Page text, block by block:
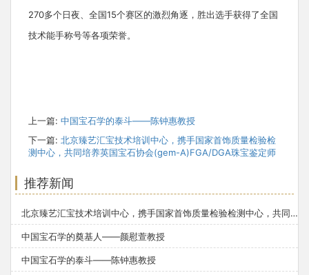
270多个日夜、全国15个赛区的激烈角逐，胜出选手获得了全国
技术能手称号等各项荣誉。
上一篇: 中国宝石学的泰斗——陈钟惠教授
下一篇: 北京臻艺汇宝技术培训中心，携手国家首饰质量检验检
测中心，共同培养英国宝石协会(gem-A)FGA/DGA珠宝鉴定师
推荐新闻
北京臻艺汇宝技术培训中心，携手国家首饰质量检验检测中心，共同培养英国宝石协会(gem-A)FGA/DGA珠宝鉴定师
中国宝石学的奠基人——颜慰萱教授
中国宝石学的泰斗——陈钟惠教授